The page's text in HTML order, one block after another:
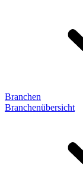
Branchen
Branchenübersicht